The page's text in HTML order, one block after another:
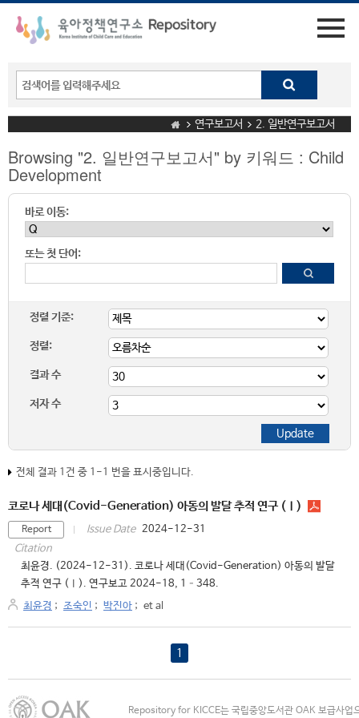
연구보고서 2. 일반연구보고서
Browsing "2. 일반연구보고서" by 키워드 : Child
Development
바로 이동:
또는 첫 단어:
정렬 기준:
정렬:
결과 수
저자 수
전체 결과 1건 중 1-1 번을 표시중입니다.
코로나 세대(Covid-Generation) 아동의 발달 추적 연구 (Ⅰ)
Report Issue Date 2024-12-31
Citation
최윤경. (2024-12-31). 코로나 세대(Covid-Generation) 아동의 발달
추적 연구 (Ⅰ). 연구보고 2024-18, 1–348.
최윤경 ; 조숙인 ; 박진아 ; et al
1
Repository for KICCE는 국립중앙도서관 OAK 보급사업